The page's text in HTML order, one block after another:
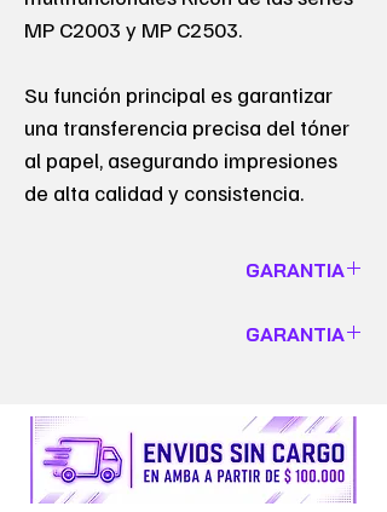
MP C2003 y MP C2503.
Su función principal es garantizar
una transferencia precisa del tóner
al papel, asegurando impresiones
de alta calidad y consistencia.
GARANTIA
Insumos y Repuestos no cuentan con
garantía alguna.
GARANTIA
VALIDO SOLO PARA EQUIPOS
Insumos y Repuestos no cuentan con